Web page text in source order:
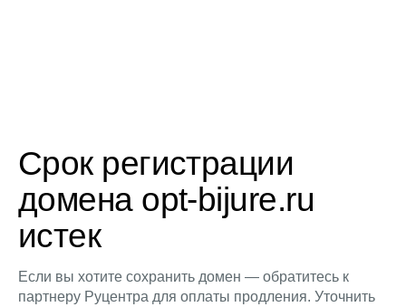
Срок регистрации
домена opt-bijure.ru
истек
Если вы хотите сохранить домен — обратитесь к
партнеру Руцентра для оплаты продления. Уточнить